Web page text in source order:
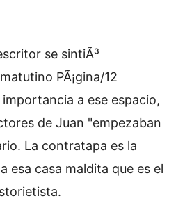
se sintiÃ³
PÃ¡gina/12
a ese espacio,
de Juan "empezaban
La contratapa es la
esa casa maldita que es el